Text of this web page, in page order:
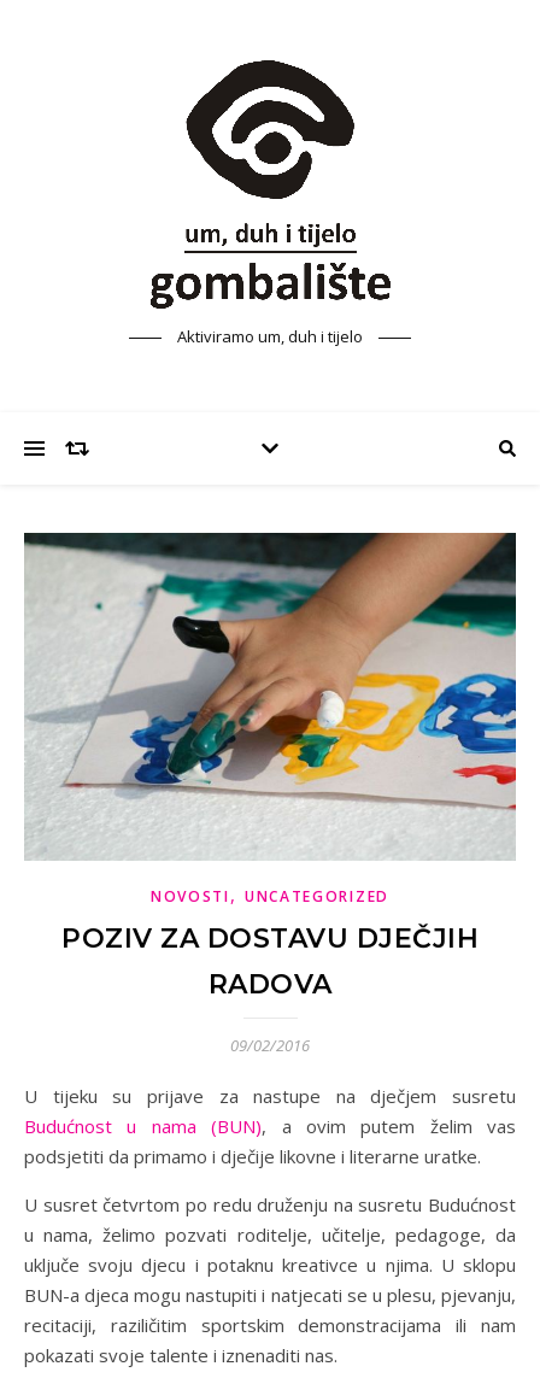
Aktiviramo um, duh i tijelo
NOVOSTI, UNCATEGORIZED
POZIV ZA DOSTAVU DJEČJIH
RADOVA
09/02/2016
U tijeku su prijave za nastupe na dječjem susretu
Budućnost u nama (BUN), a ovim putem želim vas
podsjetiti da primamo i dječije likovne i literarne uratke.
U susret četvrtom po redu druženju na susretu Budućnost
u nama, želimo pozvati roditelje, učitelje, pedagoge, da
uključe svoju djecu i potaknu kreativce u njima. U sklopu
BUN-a djeca mogu nastupiti i natjecati se u plesu, pjevanju,
recitaciji, raziličitim sportskim demonstracijama ili nam
pokazati svoje talente i iznenaditi nas.